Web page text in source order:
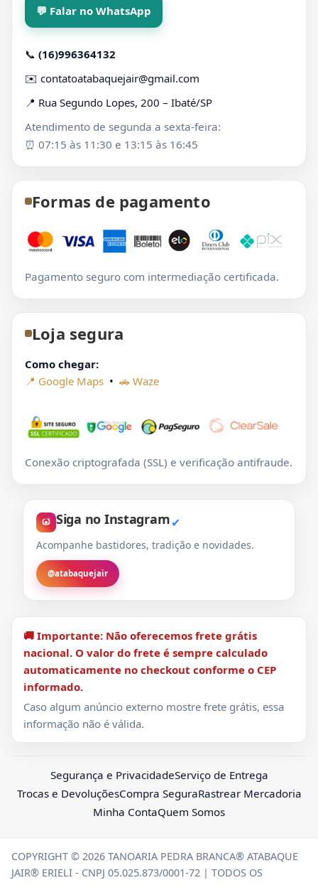
💬 Falar no WhatsApp
📞 (16)996364132
✉️ contatoatabaquejair@gmail.com
📍 Rua Segundo Lopes, 200 – Ibaté/SP
Atendimento de segunda a sexta-feira:
⏰ 07:15 às 11:30 e 13:15 às 16:45
Formas de pagamento
Pagamento seguro com intermediação certificada.
Loja segura
Como chegar:
📍 Google Maps • 🚗 Waze
Conexão criptografada (SSL) e verificação antifraude.
Siga no Instagram✔
Acompanhe bastidores, tradição e novidades.
@atabaquejair
🚚 Importante: Não oferecemos frete grátis
nacional. O valor do frete é sempre calculado
automaticamente no checkout conforme o CEP
informado.
Caso algum anúncio externo mostre frete grátis, essa
informação não é válida.
Segurança e PrivacidadeServiço de Entrega
Trocas e DevoluçõesCompra SeguraRastrear Mercadoria
Minha ContaQuem Somos
COPYRIGHT © 2026 TANOARIA PEDRA BRANCA® ATABAQUE
JAIR® ERIELI - CNPJ 05.025.873/0001-72 | TODOS OS